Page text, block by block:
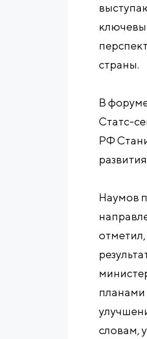
страны.
В
Статс-
РФ
Наумов
планами
словам,